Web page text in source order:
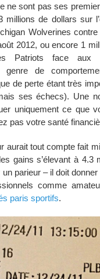
ne sont pas ses
millions de dollars sur
Wolverines
2012, ou encore 1
Patriots face aux
genre de
de perte étant très
ses échecs). Une
uniquement ce que
pas votre santé
aurait tout compte fait
gains s’élevant à 4.3
parieur – il doit
comme
paris sportifs.